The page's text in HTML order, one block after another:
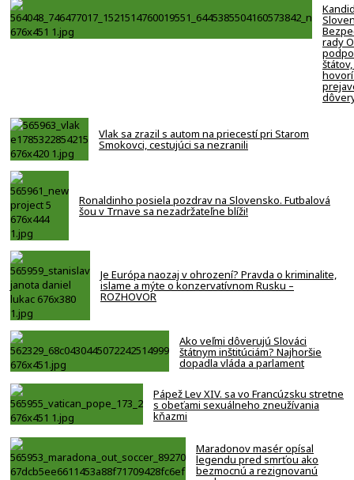
rady
Vlak sa zrazil s autom na priecestí pri Starom
Smokovci, cestujúci sa nezranili
Ronaldinho posiela pozdrav na Slovensko. Futbalová
šou v Trnave sa nezadržateľne blíži!
Je Európa naozaj v ohrození? Pravda o kriminalite,
islame a mýte o konzervatívnom Rusku –
ROZHOVOR
Ako veľmi dôverujú Slováci
štátnym inštitúciám? Najhoršie
dopadla vláda a parlament
Pápež Lev XIV. sa vo Francúzsku stretne
s obeťami sexuálneho zneužívania
kňazmi
Maradonov masér opísal
legendu pred smrťou ako
bezmocnú a rezignovanú